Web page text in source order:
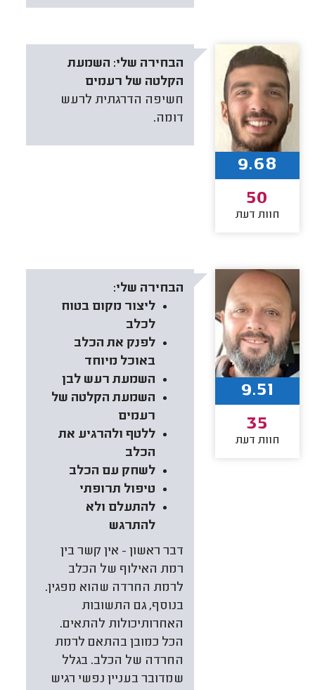
הבחירה שלי: השמעת
הקלטה של רעמים
חשיפה הדרגתית לרעש
דומה.
9.68
50
חוות דעת
הבחירה שלי:
ליצור מקום בטוח
לכלב
לפנק את הכלב
באוכל מיוחד
השמעת רעש לבן
השמעת הקלטה של
רעמים
ללטף ולהרגיע את
הכלב
לשחק עם הכלב
טיפול תרופתי
להתעלם ולא
להתרגש
דבר ראשון - אין קשר בין
רמת האילוף של הכלב
לרמת החרדה שהוא מפגין.
בנוסף, גם התשובות
האחרותיכולות להתאים.
הכל כמובן בהתאם לרמת
החרדה של הכלב. בגלל
שמדובר בעניין נפשי רגיש
9.51
35
חוות דעת